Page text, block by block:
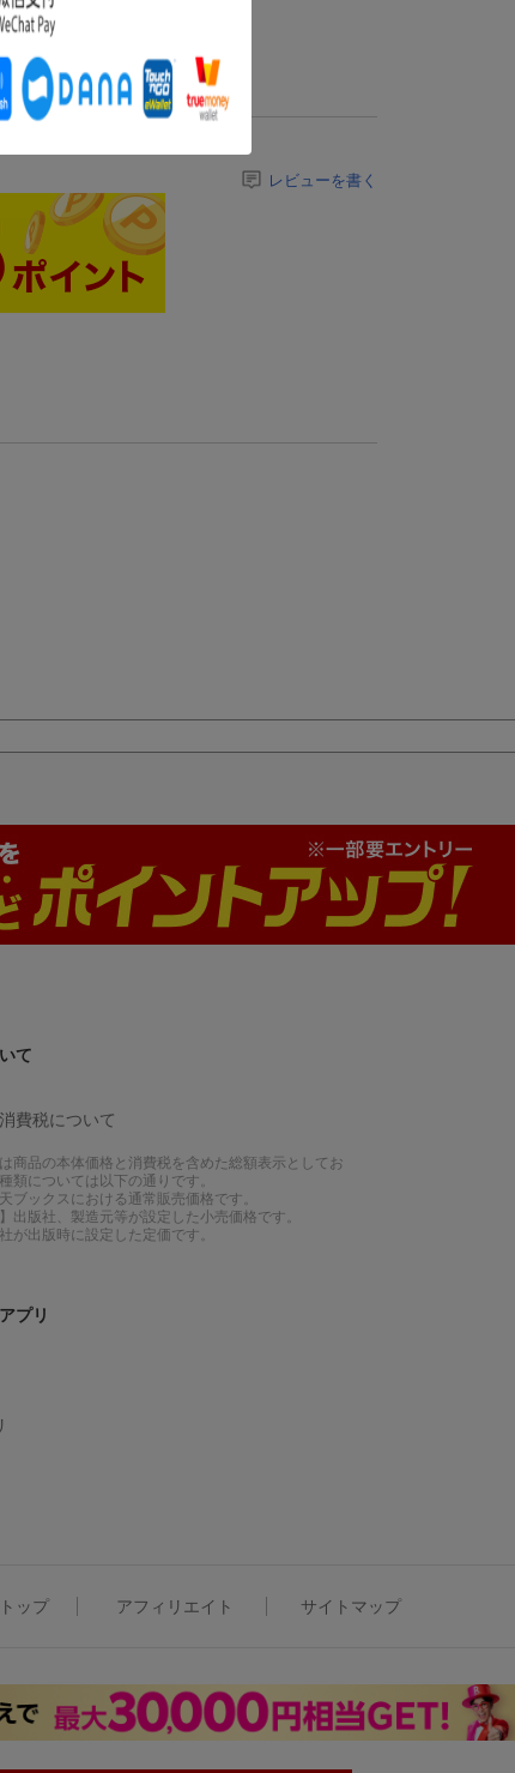
レビューを書く
て
費税について
商品の本体価格と消費税を含めた総額表示としてお
類については以下の通りです。
ブックスにおける通常販売価格です。
出版社、製造元等が設定した小売価格です。
が出版時に設定した定価です。
プリ
ップ アフィリエイト サイトマップ